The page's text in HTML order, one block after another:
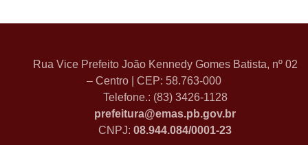
Rua Vice Prefeito João Kennedy Gomes Batista, nº 02
– Centro | CEP: 58.763-000
Telefone.: (83) 3426-1128
prefeitura@emas.pb.gov.br
CNPJ: 08.944.084/0001-23